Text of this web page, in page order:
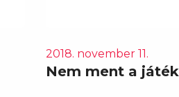
2018. november 11.
Nem ment a játék